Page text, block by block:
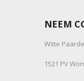
NEEM
Witte
1521 PV